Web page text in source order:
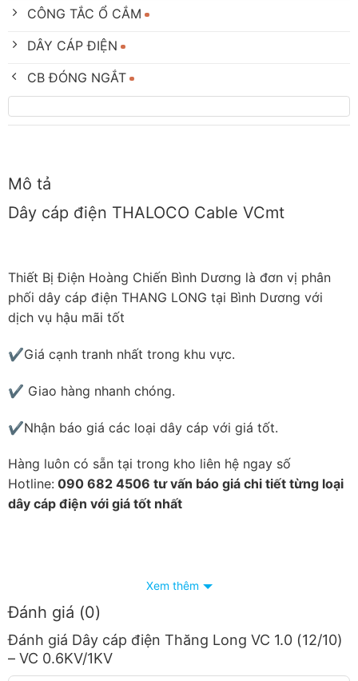
CÔNG TẮC Ổ CẮM
DÂY CÁP ĐIỆN
CB ĐÓNG NGẮT
Mô tả
Dây cáp điện THALOCO Cable VCmt
Thiết Bị Điện Hoàng Chiến Bình Dương là đơn vị phân
phối dây cáp điện THANG LONG tại Bình Dương với
dịch vụ hậu mãi tốt
✔Giá cạnh tranh nhất trong khu vực.
✔ Giao hàng nhanh chóng.
✔Nhận báo giá các loại dây cáp với giá tốt.
Hàng luôn có sẵn tại trong kho liên hệ ngay số
Hotline: 090 682 4506 tư vấn báo giá chi tiết từng loại
dây cáp điện với giá tốt nhất
Xem thêm
Đánh giá (0)
Đánh giá Dây cáp điện Thăng Long VC 1.0 (12/10)
– VC 0.6KV/1KV